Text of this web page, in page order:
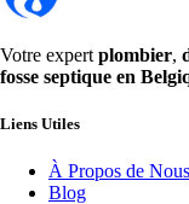
Votre expert plombier,
fosse septique en
Liens Utiles
À Propos de Nous
Blog